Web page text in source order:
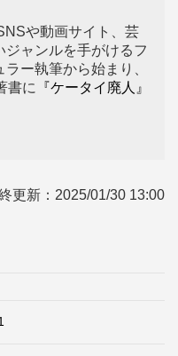
や動画サイト、芸
ャンルを手がけるフ
ー執筆から始まり、
書に
『ケータイ廃人』
更新： 2025/01/30 13:00